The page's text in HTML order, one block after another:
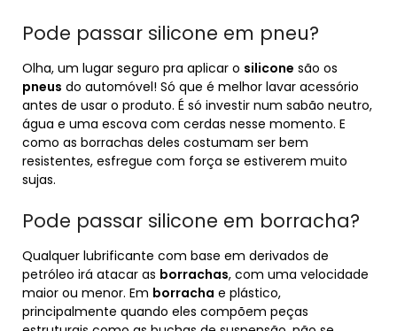
Pode passar silicone em pneu?
Olha, um lugar seguro pra aplicar o silicone são os
pneus do automóvel! Só que é melhor lavar acessório
antes de usar o produto. É só investir num sabão neutro,
água e uma escova com cerdas nesse momento. E
como as borrachas deles costumam ser bem
resistentes, esfregue com força se estiverem muito
sujas.
Pode passar silicone em borracha?
Qualquer lubrificante com base em derivados de
petróleo irá atacar as borrachas, com uma velocidade
maior ou menor. Em borracha e plástico,
principalmente quando eles compõem peças